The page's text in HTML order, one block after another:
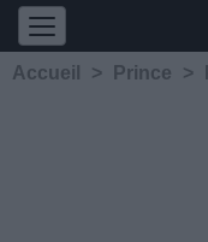
Accueil > Prince >